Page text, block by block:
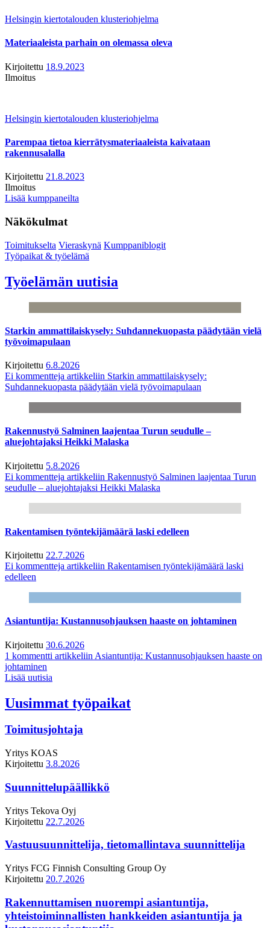
Helsingin kiertotalouden klusteriohjelma
Materiaaleista parhain on olemassa oleva
Kirjoitettu 18.9.2023
Ilmoitus
Helsingin kiertotalouden klusteriohjelma
Parempaa tietoa kierrätysmateriaaleista kaivataan
rakennusalalla
Kirjoitettu 21.8.2023
Ilmoitus
Lisää kumppaneilta
Näkökulmat
Toimitukselta Vieraskynä Kumppaniblogit
Työpaikat & työelämä
Työelämän uutisia
Starkin ammattilaiskysely: Suhdannekuopasta päädytään vielä
työvoimapulaan
Kirjoitettu 6.8.2026
Ei kommentteja artikkeliin Starkin ammattilaiskysely:
Suhdannekuopasta päädytään vielä työvoimapulaan
Rakennustyö Salminen laajentaa Turun seudulle –
aluejohtajaksi Heikki Malaska
Kirjoitettu 5.8.2026
Ei kommentteja artikkeliin Rakennustyö Salminen laajentaa Turun
seudulle – aluejohtajaksi Heikki Malaska
Rakentamisen työntekijämäärä laski edelleen
Kirjoitettu 22.7.2026
Ei kommentteja artikkeliin Rakentamisen työntekijämäärä laski
edelleen
Asiantuntija: Kustannusohjauksen haaste on johtaminen
Kirjoitettu 30.6.2026
1 kommentti artikkeliin Asiantuntija: Kustannusohjauksen haaste on
johtaminen
Lisää uutisia
Uusimmat työpaikat
Toimitusjohtaja
Yritys KOAS
Kirjoitettu 3.8.2026
Suunnittelupäällikkö
Yritys Tekova Oyj
Kirjoitettu 22.7.2026
Vastuusuunnittelija, tietomallintava suunnittelija
Yritys FCG Finnish Consulting Group Oy
Kirjoitettu 20.7.2026
Rakennuttamisen nuorempi asiantuntija,
yhteistoiminnallisten hankkeiden asiantuntija ja